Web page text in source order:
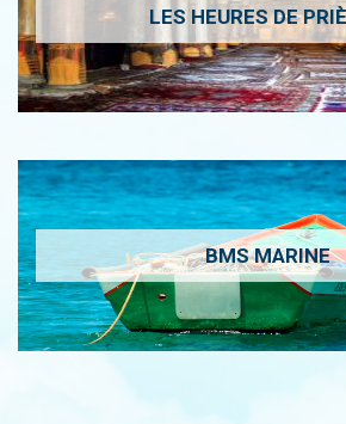
LES HEURES DE
BMS MARINE